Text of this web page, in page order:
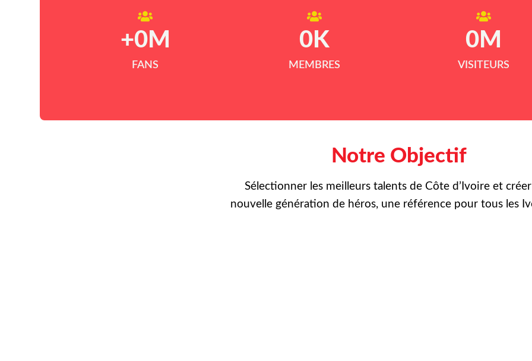
FANS
+0M
MEMBRES
0 K
VISITEURS
0M
Notre Objectif
Sélectionner les meilleurs talents de Côte d’Ivoire et
nouvelle génération de héros, une référence pour tous les